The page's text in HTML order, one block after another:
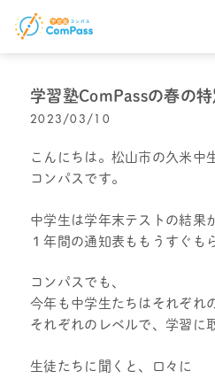
学習塾ComPassの春の
2023/03/10
こんにちは。松山市の久米中
コンパスです。
中学生は学年末テストの結果
１年間の通知表ももうすぐも
コンパスでも、
今年も中学生たちはそれぞれ
それぞれのレベルで、学習に
生徒たちに聞くと、口々に